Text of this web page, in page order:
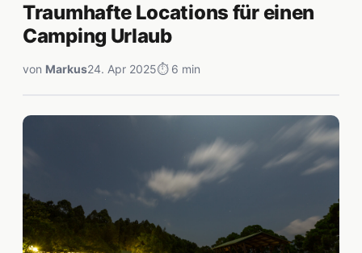
Traumhafte Locations für einen
Camping Urlaub
von Markus24. Apr 2025⏱ 6 min